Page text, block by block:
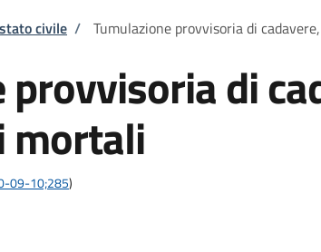
civile / Tumulazione provvisoria di
di
mortali
09-10;285)